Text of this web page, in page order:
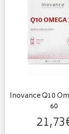
Inovance Q10
60
21,73